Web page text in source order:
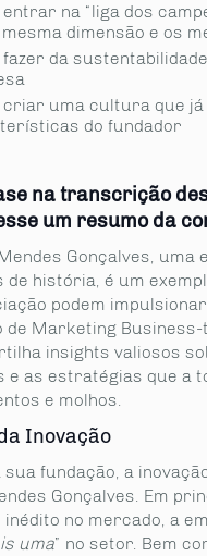
entrar na “liga dos
dimensão e os
fazer da
criar uma cultura que já
do fundador
na transcrição
um resumo da
Gonçalves,
de história, é um
podem
de Marketing
insights valiosos
e as estratégias que a
e molhos.
Inovação
sua fundação, a
Gonçalves. Em
no mercado, a
uma” no setor. Bem